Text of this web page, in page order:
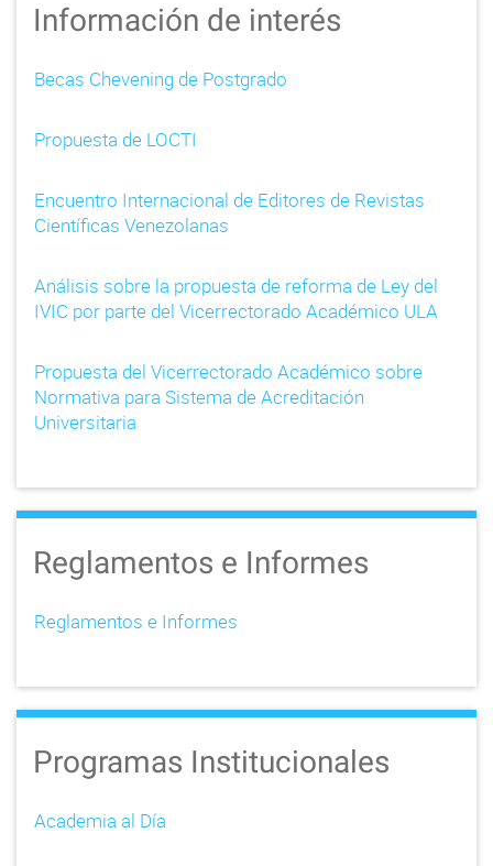
Información de interés
Becas Chevening de Postgrado
Propuesta de LOCTI
Encuentro Internacional de Editores de Revistas
Científicas Venezolanas
Análisis sobre la propuesta de reforma de Ley del
IVIC por parte del Vicerrectorado Académico ULA
Propuesta del Vicerrectorado Académico sobre
Normativa para Sistema de Acreditación
Universitaria
Reglamentos e Informes
Reglamentos e Informes
Programas Institucionales
Academia al Día